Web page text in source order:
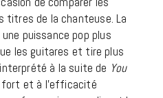
titres de la chanteuse. La
puissance pop plus
les guitares et tire plus
à la suite de You
et à l’efficacité